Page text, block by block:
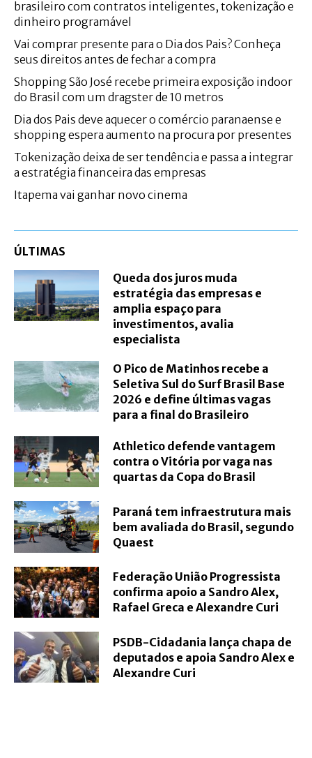
brasileiro com contratos inteligentes, tokenização e
dinheiro programável
Vai comprar presente para o Dia dos Pais? Conheça
seus direitos antes de fechar a compra
Shopping São José recebe primeira exposição indoor
do Brasil com um dragster de 10 metros
Dia dos Pais deve aquecer o comércio paranaense e
shopping espera aumento na procura por presentes
Tokenização deixa de ser tendência e passa a integrar
a estratégia financeira das empresas
Itapema vai ganhar novo cinema
ÚLTIMAS
Queda dos juros muda
estratégia das empresas e
amplia espaço para
investimentos, avalia
especialista
O Pico de Matinhos recebe a
Seletiva Sul do Surf Brasil Base
2026 e define últimas vagas
para a final do Brasileiro
Athletico defende vantagem
contra o Vitória por vaga nas
quartas da Copa do Brasil
Paraná tem infraestrutura mais
bem avaliada do Brasil, segundo
Quaest
Federação União Progressista
confirma apoio a Sandro Alex,
Rafael Greca e Alexandre Curi
PSDB-Cidadania lança chapa de
deputados e apoia Sandro Alex e
Alexandre Curi